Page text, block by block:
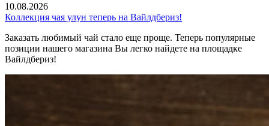
10.08.2026
Коллекция чая улун теперь на Вайлдбериз!
Заказать любимый чай стало еще проще. Теперь популярные
позиции нашего магазина Вы легко найдете на площадке
Вайлдбериз!